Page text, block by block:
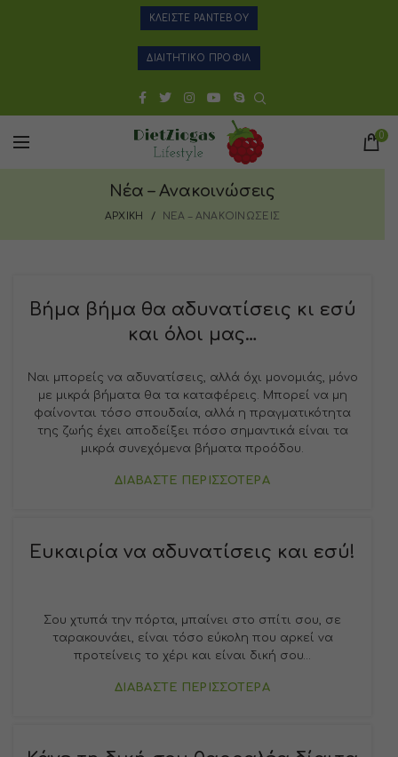
ΚΛΕΙΣΤΕ ΡΑΝΤΕΒΟΥ
ΔΙΑΙΤΗΤΙΚΟ ΠΡΟΦΙΛ
0
Νέα – Ανακοινώσεις
ΑΡΧΙΚΗ ΝΕΑ – ΑΝΑΚΟΙΝΩΣΕΙΣ
Βήμα βήμα θα αδυνατίσεις κι εσύ
και όλοι μας…
Ναι μπορείς να αδυνατίσεις, αλλά όχι μονομιάς, μόνο
με μικρά βήματα θα τα καταφέρεις. Μπορεί να μη
φαίνονται τόσο σπουδαία, αλλά η πραγματικότητα
της ζωής έχει αποδείξει πόσο σημαντικά είναι τα
μικρά συνεχόμενα βήματα προόδου.
ΔΙΑΒΑΣΤΕ ΠΕΡΙΣΣΟΤΕΡΑ
Ευκαιρία να αδυνατίσεις και εσύ!
Σου χτυπά την πόρτα, μπαίνει στο σπίτι σου, σε
ταρακουνάει, είναι τόσο εύκολη που αρκεί να
προτείνεις το χέρι και είναι δική σου…
ΔΙΑΒΑΣΤΕ ΠΕΡΙΣΣΟΤΕΡΑ